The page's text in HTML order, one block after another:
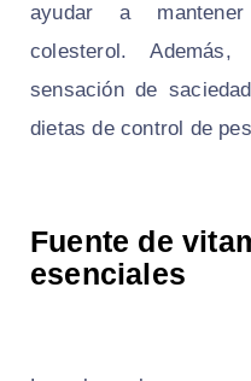
ayudar a
colesterol.
sensación de
dietas de control de
Fuente de
esenciales